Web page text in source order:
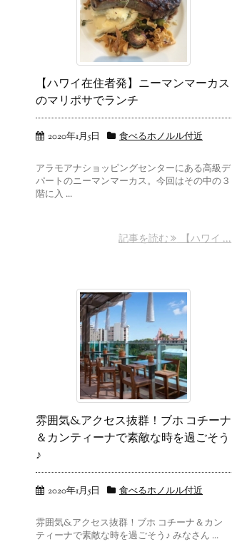
【ハワイ在住者発】ニーマンマーカス
のマリポサでランチ
2020年1月5日 食べるホノルル付近
アラモアナショッピングセンターにある高級デ
パートのニーマンマーカス。今回はその中の３
階に入 ...
記事を読む 【ハワイ ...
雰囲気&アクセス抜群！ブホ コチーナ
＆カンティーナで素敵な時を過ごそう
♪
2020年1月5日 食べるホノルル付近
雰囲気&アクセス抜群！ブホ コチーナ＆カン
ティーナで素敵な時を過ごそう♪ みなさん ...